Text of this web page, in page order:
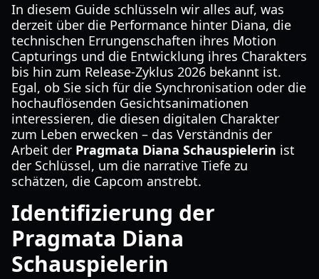
In diesem Guide schlüsseln wir alles auf, was
derzeit über die Performance hinter Diana, die
technischen Errungenschaften ihres Motion
Capturings und die Entwicklung ihres Charakters
bis hin zum Release-Zyklus 2026 bekannt ist.
Egal, ob Sie sich für die Synchronisation oder die
hochauflösenden Gesichtsanimationen
interessieren, die diesen digitalen Charakter
zum Leben erwecken – das Verständnis der
Arbeit der Pragmata Diana Schauspielerin ist
der Schlüssel, um die narrative Tiefe zu
schätzen, die Capcom anstrebt.
Identifizierung der
Pragmata Diana
Schauspielerin